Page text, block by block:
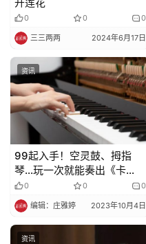
0 0 0
三三两两 2024年6月17日
资讯
99起入手！空灵鼓、拇指
琴…玩一次就能奏出《卡
农》
0 0 0
编辑：庄雅婷 2023年10月4日
资讯